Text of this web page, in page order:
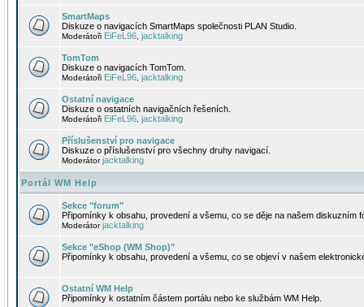
SmartMaps
Diskuze o navigacích SmartMaps společnosti PLAN Studio.
Moderátoři EiFeL96 jacktalking
TomTom
Diskuze o navigacích TomTom.
Moderátoři EiFeL96 jacktalking
Ostatní navigace
Diskuze o ostatních navigačních řešeních.
Moderátoři EiFeL96 jacktalking
Příslušenství pro navigace
Diskuze o příslušenství pro všechny druhy navigací.
Moderátorjacktalking
Portál WM Help
Sekce "forum"
Připomínky k obsahu, provedení a všemu, co se děje na našem diskuzním
Moderátorjacktalking
Sekce "eShop (WM Shop)"
Připomínky k obsahu, provedení a všemu, co se objeví v našem
Ostatní WM Help
Připomínky k ostatním částem portálu nebo ke službám WM Help.